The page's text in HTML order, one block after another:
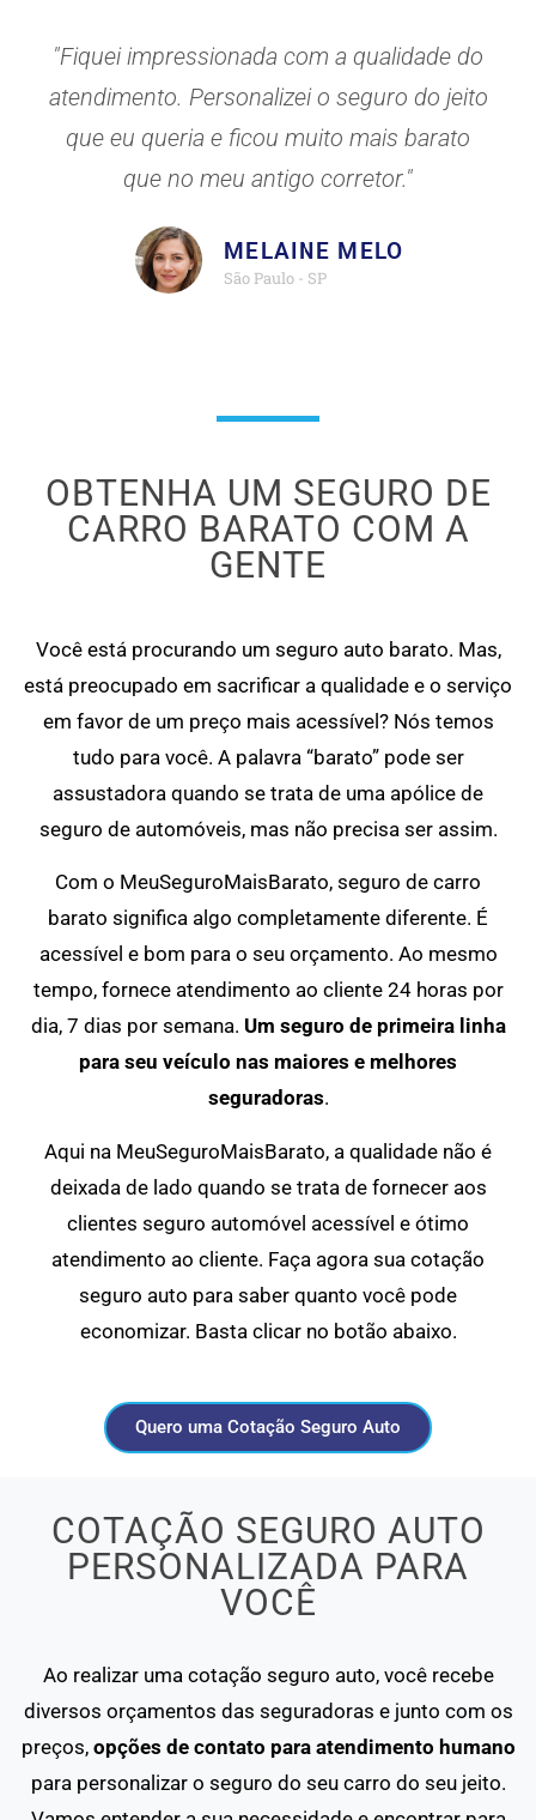
"Fiquei impressionada com a qualidade do
atendimento. Personalizei o seguro do jeito
que eu queria e ficou muito mais barato
que no meu antigo corretor."
MELAINE MELO
São Paulo - SP
OBTENHA UM SEGURO DE
CARRO BARATO COM A
GENTE
Você está procurando um seguro auto barato. Mas,
está preocupado em sacrificar a qualidade e o serviço
em favor de um preço mais acessível? Nós temos
tudo para você. A palavra “barato” pode ser
assustadora quando se trata de uma apólice de
seguro de automóveis, mas não precisa ser assim.
Com o MeuSeguroMaisBarato, seguro de carro
barato significa algo completamente diferente. É
acessível e bom para o seu orçamento. Ao mesmo
tempo, fornece atendimento ao cliente 24 horas por
dia, 7 dias por semana. Um seguro de primeira linha
para seu veículo nas maiores e melhores
seguradoras.
Aqui na MeuSeguroMaisBarato, a qualidade não é
deixada de lado quando se trata de fornecer aos
clientes seguro automóvel acessível e ótimo
atendimento ao cliente. Faça agora sua cotação
seguro auto para saber quanto você pode
economizar. Basta clicar no botão abaixo.
Quero uma Cotação Seguro Auto
COTAÇÃO SEGURO AUTO
PERSONALIZADA PARA
VOCÊ
Ao realizar uma cotação seguro auto, você recebe
diversos orçamentos das seguradoras e junto com os
preços, opções de contato para atendimento humano
para personalizar o seguro do seu carro do seu jeito.